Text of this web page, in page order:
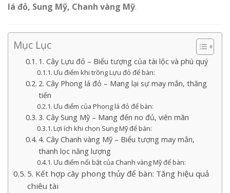
lá đỏ, Sung Mỹ, Chanh vàng Mỹ.
Mục Lục
1. Cây Lựu đỏ – Biểu tượng của tài lộc và phú quý
Ưu điểm khi trồng Lựu đỏ để bàn:
2. Cây Phong lá đỏ – Mang lại sự may mắn, thăng
tiến
Ưu điểm của Phong lá đỏ để bàn:
3. Cây Sung Mỹ – Mang đến no đủ, viên mãn
Lợi ích khi chọn Sung Mỹ để bàn:
4. Cây Chanh vàng Mỹ – Biểu tượng may mắn,
thanh lọc năng lượng
Ưu điểm nổi bật của Chanh vàng Mỹ để bàn:
5. Kết hợp cây phong thủy để bàn: Tăng hiệu quả
chiêu tài